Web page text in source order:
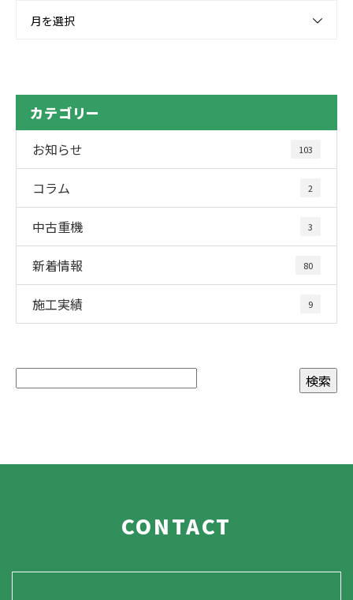
月を選択
カテゴリー
お知らせ 103
コラム 2
中古重機 3
新着情報 80
施工実績 9
CONTACT